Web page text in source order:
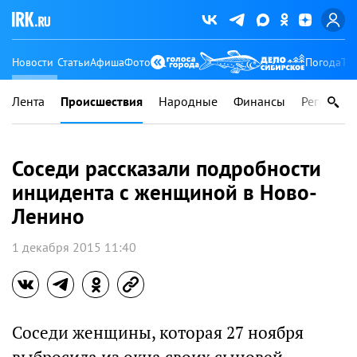
Новости СтатьиАфишаФото Погода
Лента Происшествия Народные Финансы Регионы
Соседи рассказали подробности
инцидента с женщиной в Ново-
Ленино
1 декабря 2015 11:40
Соседи женщины, которая 27 ноября